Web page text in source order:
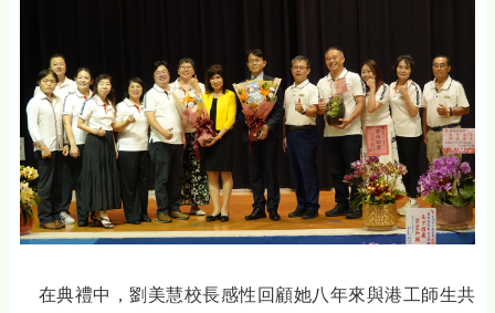
在典禮中，劉美慧校長感性回顧她八年來與港工師生共